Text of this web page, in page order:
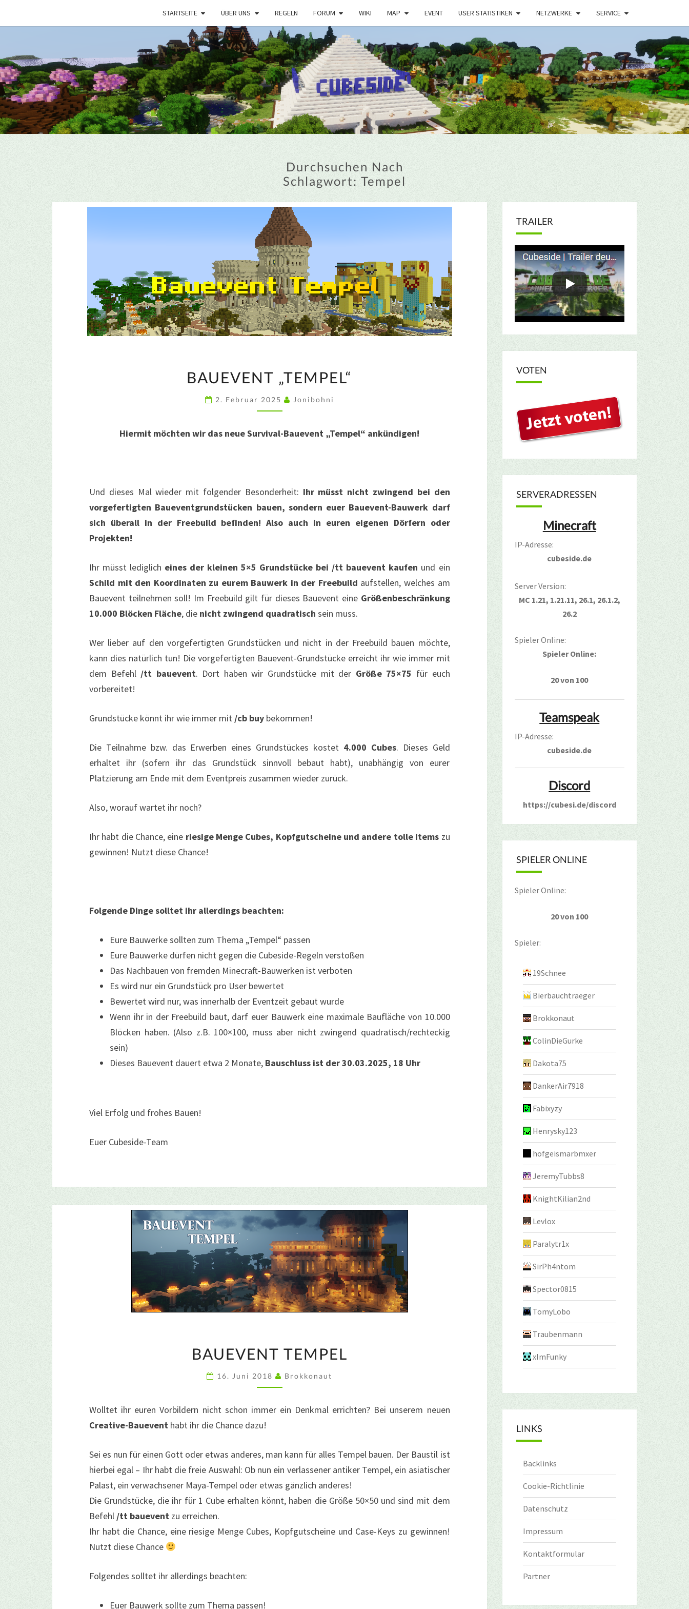
STARTSEITE ÜBER UNS REGELN FORUM WIKI MAP EVENT USER STATISTIKEN NETZWERKE SERVICE
Durchsuchen Nach
Schlagwort: Tempel
„TEMPEL“
BAUEVENT „TEMPEL“
2. Februar 2025 Jonibohni
Hiermit möchten wir das neue Survival-Bauevent „Tempel“ ankündigen!
Und dieses Mal wieder mit folgender Besonderheit: Ihr müsst nicht zwingend bei den
vorgefertigten Baueventgrundstücken bauen, sondern euer Bauevent-Bauwerk darf
sich überall in der Freebuild befinden! Also auch in euren eigenen Dörfern oder
Projekten!
Ihr müsst lediglich eines der kleinen 5×5 Grundstücke bei /tt bauevent kaufen und ein
Schild mit den Koordinaten zu eurem Bauwerk in der Freebuild aufstellen, welches am
Bauevent teilnehmen soll! Im Freebuild gilt für dieses Bauevent eine Größenbeschränkung
10.000 Blöcken Fläche, die nicht zwingend quadratisch sein muss.
Wer lieber auf den vorgefertigten Grundstücken und nicht in der Freebuild bauen möchte,
kann dies natürlich tun! Die vorgefertigten Bauevent-Grundstücke erreicht ihr wie immer mit
dem Befehl /tt bauevent. Dort haben wir Grundstücke mit der Größe 75×75 für euch
vorbereitet!
Grundstücke könnt ihr wie immer mit /cb buy bekommen!
Die Teilnahme bzw. das Erwerben eines Grundstückes kostet 4.000 Cubes. Dieses Geld
erhaltet ihr (sofern ihr das Grundstück sinnvoll bebaut habt), unabhängig von eurer
Platzierung am Ende mit dem Eventpreis zusammen wieder zurück.
Also, worauf wartet ihr noch?
Ihr habt die Chance, eine riesige Menge Cubes, Kopfgutscheine und andere tolle Items zu
gewinnen! Nutzt diese Chance!
Folgende Dinge solltet ihr allerdings beachten:
Eure Bauwerke sollten zum Thema „Tempel“ passen
Eure Bauwerke dürfen nicht gegen die Cubeside-Regeln verstoßen
Das Nachbauen von fremden Minecraft-Bauwerken ist verboten
Es wird nur ein Grundstück pro User bewertet
Bewertet wird nur, was innerhalb der Eventzeit gebaut wurde
Wenn ihr in der Freebuild baut, darf euer Bauwerk eine maximale Baufläche von 10.000
Blöcken haben. (Also z.B. 100×100, muss aber nicht zwingend quadratisch/rechteckig
sein)
Dieses Bauevent dauert etwa 2 Monate, Bauschluss ist der 30.03.2025, 18 Uhr
Viel Erfolg und frohes Bauen!
Euer Cubeside-Team
TEMPEL
BAUEVENT TEMPEL
16. Juni 2018 Brokkonaut
Wolltet ihr euren Vorbildern nicht schon immer ein Denkmal errichten? Bei unserem neuen
Creative-Bauevent habt ihr die Chance dazu!
Sei es nun für einen Gott oder etwas anderes, man kann für alles Tempel bauen. Der Baustil ist
hierbei egal – Ihr habt die freie Auswahl: Ob nun ein verlassener antiker Tempel, ein asiatischer
Palast, ein verwachsener Maya-Tempel oder etwas gänzlich anderes!
Die Grundstücke, die ihr für 1 Cube erhalten könnt, haben die Größe 50×50 und sind mit dem
Befehl /tt bauevent zu erreichen.
Ihr habt die Chance, eine riesige Menge Cubes, Kopfgutscheine und Case-Keys zu gewinnen!
Nutzt diese Chance
Folgendes solltet ihr allerdings beachten:
Euer Bauwerk sollte zum Thema passen!
TRAILER
VOTEN
SERVERADRESSEN
Minecraft
IP-Adresse:
cubeside.de
Server Version:
MC 1.21, 1.21.11, 26.1, 26.1.2,
26.2
Spieler Online:
Spieler Online:
20 von 100
Teamspeak
IP-Adresse:
cubeside.de
Discord
https://cubesi.de/discord
SPIELER ONLINE
Spieler Online:
20 von 100
Spieler:
19Schnee
Bierbauchtraeger
Brokkonaut
ColinDieGurke
Dakota75
DankerAir7918
Fabixyzy
Henrysky123
hofgeismarbmxer
JeremyTubbs8
KnightKilian2nd
Levlox
Paralytr1x
SirPh4ntom
Spector0815
TomyLobo
Traubenmann
xImFunky
LINKS
Backlinks
Cookie-Richtlinie
Datenschutz
Impressum
Kontaktformular
Partner